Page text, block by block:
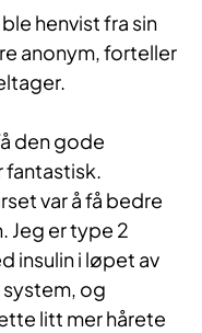
henvist fra sin
anonym, forteller
den g​ode
var å få bedre
Jeg er type 2
insulin i løpet av
og
litt mer hårete